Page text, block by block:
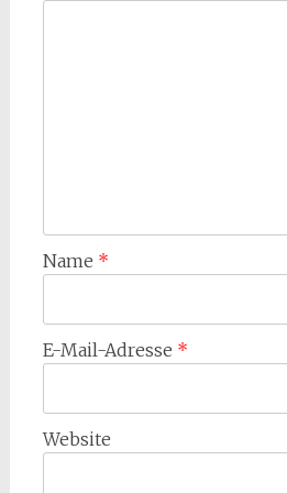
Name *
E-Mail-Adresse *
Website